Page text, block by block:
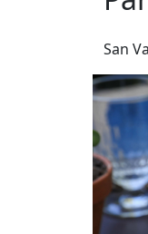
San